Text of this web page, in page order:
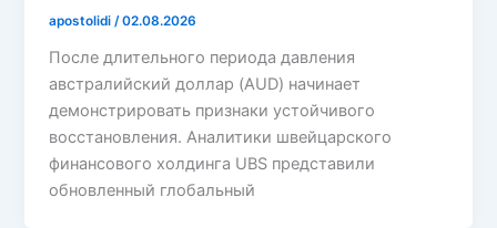
apostolidi /02.08.2026
После длительного периода давления
австралийский доллар (AUD) начинает
демонстрировать признаки устойчивого
восстановления. Аналитики швейцарского
финансового холдинга UBS представили
обновленный глобальный